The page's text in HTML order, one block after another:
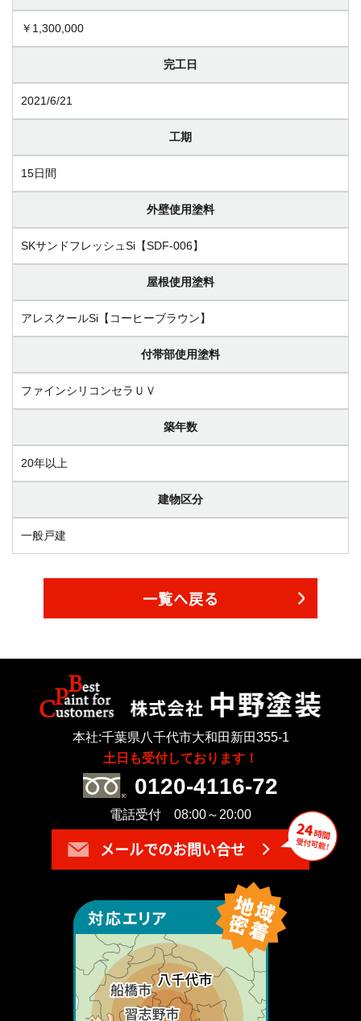
￥1,300,000
完工日
2021/6/21
工期
15日間
外壁使用塗料
SKサンドフレッシュSi【SDF-006】
屋根使用塗料
アレスクールSi【コーヒーブラウン】
付帯部使用塗料
ファインシリコンセラＵＶ
築年数
20年以上
建物区分
一般戸建
一覧へ戻る
本社:千葉県八千代市大和田新田355-1
土日も受付しております！
0120-4116-72
電話受付 08:00～20:00
メールでのお問い合せ